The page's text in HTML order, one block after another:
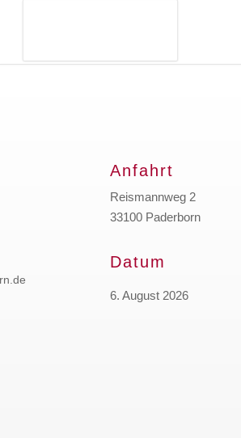
Anfahrt
Reismannweg 2
33100 Paderborn
Datum
6. August 2026